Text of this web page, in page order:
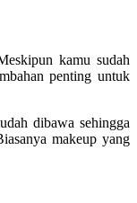
kamu sudah
penting untuk
dibawa sehingga
makeup yang